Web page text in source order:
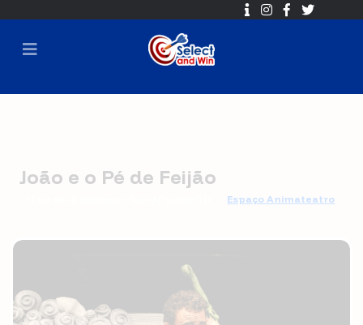
João e o Pé de Feijão
Espaço Animateatro
⏳ Sorteio em2017-05-03 16:30